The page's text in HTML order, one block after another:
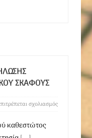
ΣΚΆΦΟΥΣ
σχολιασμός
καθεστώτος